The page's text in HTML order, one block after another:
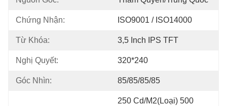
Chứng Nhận: ISO9001 / ISO14000
Từ Khóa: 3,5 Inch IPS TFT
Nghị Quyết: 320*240
Góc Nhìn: 85/85/85/85
250 Cd/m2(Loại) 500